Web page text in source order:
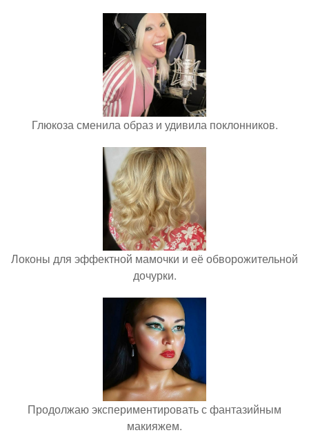
Глюкоза сменила образ и удивила поклонников.
Локоны для эффектной мамочки и её обворожительной
дочурки.
Продолжаю экспериментировать с фантазийным
макияжем.